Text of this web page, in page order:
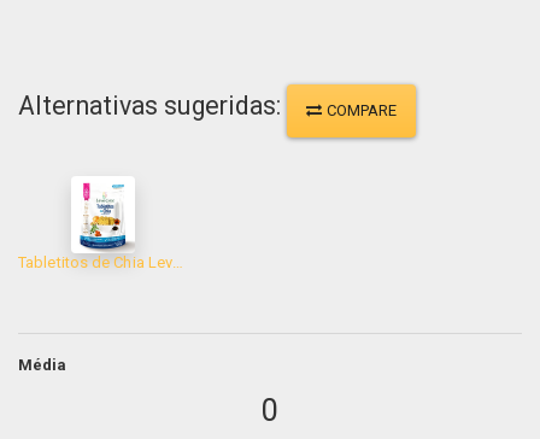
Alternativas sugeridas: COMPARE
Tabletitos de Chia Leve Croc 120g
Média
0